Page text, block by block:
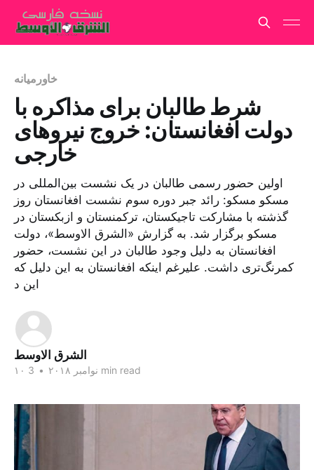
خاورمیانه
شرط طالبان برای مذاکره با
دولت افغانستان: خروج نیروهای
خارجی
اولین حضور رسمی طالبان در یک نشست بین‌المللی در
مسکو مسکو: رائد جبر دوره سوم نشست افغانستان روز
گذشته با مشارکت تاجیکستان، ترکمنستان و ازبکستان در
مسکو برگزار شد. به گزارش «الشرق الاوسط»، دولت
افغانستان به دلیل وجود طالبان در این نشست، حضور
کمرنگ‌تری داشت. علیرغم اینکه افغانستان به این دلیل که
این د
الشرق الاوسط
۱۰ نوامبر ۲۰۱۸ • 3 min read